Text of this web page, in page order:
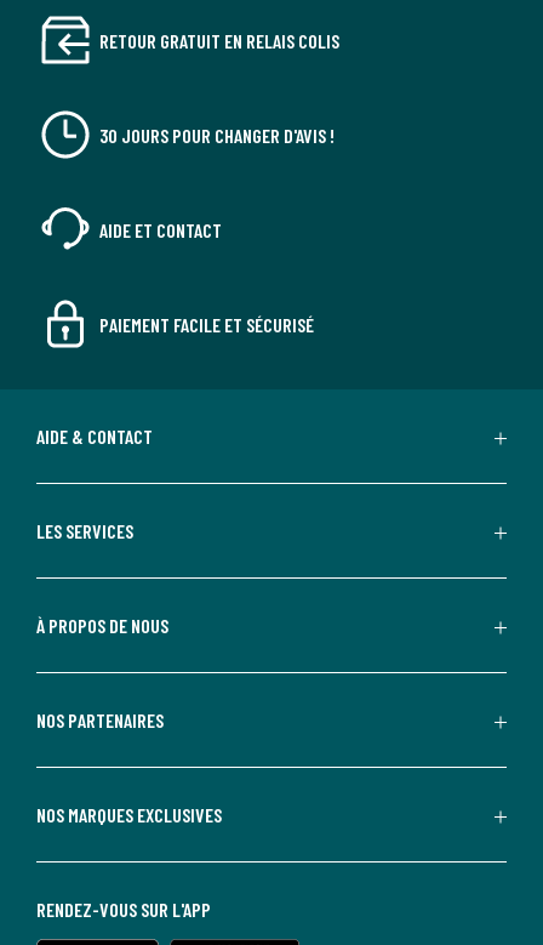
RETOUR GRATUIT EN RELAIS COLIS
30 JOURS POUR CHANGER D'AVIS !
AIDE ET CONTACT
PAIEMENT FACILE ET SÉCURISÉ
AIDE & CONTACT
LES SERVICES
À PROPOS DE NOUS
NOS PARTENAIRES
NOS MARQUES EXCLUSIVES
RENDEZ-VOUS SUR L'APP